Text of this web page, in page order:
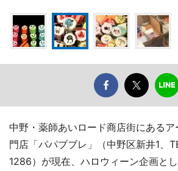
中野・薬師あいロード商店街にある
門店「パパブブレ」（中野区新井1、
1286）が現在、ハロウィーン企画と